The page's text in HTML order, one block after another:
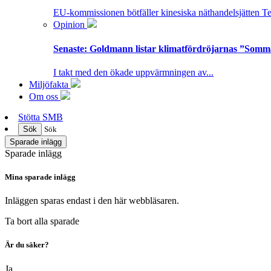
EU-kommissionen bötfäller kinesiska näthandelsjätten
Opinion
Senaste: Goldmann listar klimatfördröjarnas
I takt med den ökade uppvärmningen av...
Miljöfakta
Om oss
Stötta SMB
Sök
Sök
Sparade inlägg
Sparade inlägg
Mina sparade inlägg
Inläggen sparas endast i den här webbläsaren.
Ta bort alla sparade
Är du säker?
Ja